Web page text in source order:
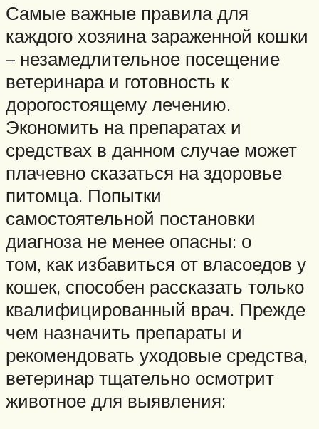
Самые важные правила для
каждого хозяина зараженной кошки
– незамедлительное посещение
ветеринара и готовность к
дорогостоящему лечению.
Экономить на препаратах и
средствах в данном случае может
плачевно сказаться на здоровье
питомца. Попытки
самостоятельной постановки
диагноза не менее опасны: о
том, как избавиться от власоедов у
кошек, способен рассказать только
квалифицированный врач. Прежде
чем назначить препараты и
рекомендовать уходовые средства,
ветеринар тщательно осмотрит
животное для выявления: